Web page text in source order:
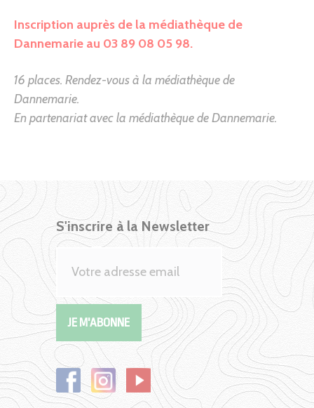
Inscription auprès de la médiathèque de
Dannemarie au 03 89 08 05 98.
16 places. Rendez-vous à la médiathèque de
Dannemarie.
En partenariat avec la médiathèque de Dannemarie.
S'inscrire à la Newsletter